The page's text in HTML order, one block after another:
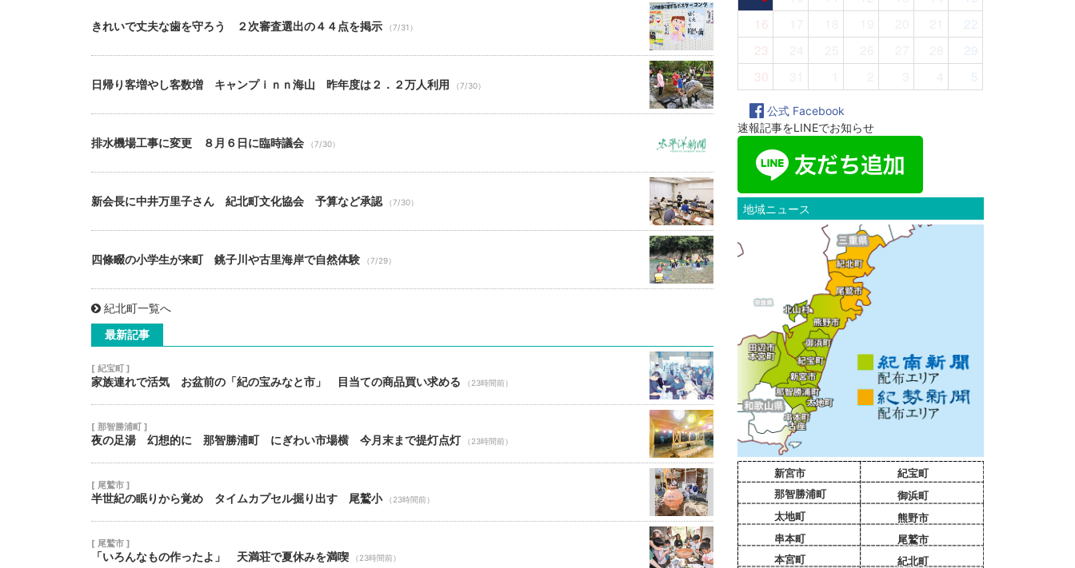
きれいで丈夫な歯を守ろう ２次審査選出の４４点を掲示 （7/31）
日帰り客増やし客数増 キャンプｉｎｎ海山 昨年度は２．２万人利用 （7/30）
排水機場工事に変更 ８月６日に臨時議会 （7/30）
新会長に中井万里子さん 紀北町文化協会 予算など承認 （7/30）
四條畷の小学生が来町 銚子川や古里海岸で自然体験 （7/29）
紀北町一覧へ
最新記事
[ 紀宝町 ]
家族連れで活気 お盆前の「紀の宝みなと市」 目当ての商品買い求める （23時間前）
[ 那智勝浦町 ]
夜の足湯 幻想的に 那智勝浦町 にぎわい市場横 今月末まで提灯点灯 （23時間前）
[ 尾鷲市 ]
半世紀の眠りから覚め タイムカプセル掘り出す 尾鷲小 （23時間前）
[ 尾鷲市 ]
「いろんなもの作ったよ」 天満荘で夏休みを満喫 （23時間前）
16
22
23
29
30
5
公式 Facebook
速報記事をLINEでお知らせ
地域ニュース
新宮市
那智勝浦町
太地町
串本町
本宮町
紀宝町
御浜町
熊野市
尾鷲市
紀北町